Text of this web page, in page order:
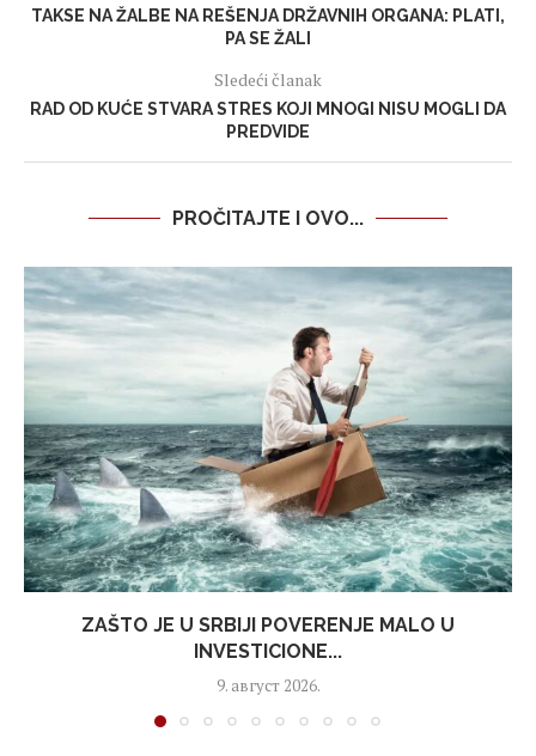
TAKSE NA ŽALBE NA REŠENJA DRŽAVNIH ORGANA: PLATI,
PA SE ŽALI
Sledeći članak
RAD OD KUĆE STVARA STRES KOJI MNOGI NISU MOGLI DA
PREDVIDE
PROČITAJTE I OVO...
ZAŠTO JE U SRBIJI POVERENJE MALO U
INVESTICIONE...
9. август 2026.